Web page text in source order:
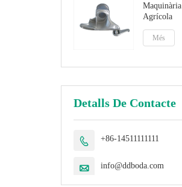
Maquinària
Agrícola
Més
Detalls De Contacte
 +86-14511111111
 info@ddboda.com